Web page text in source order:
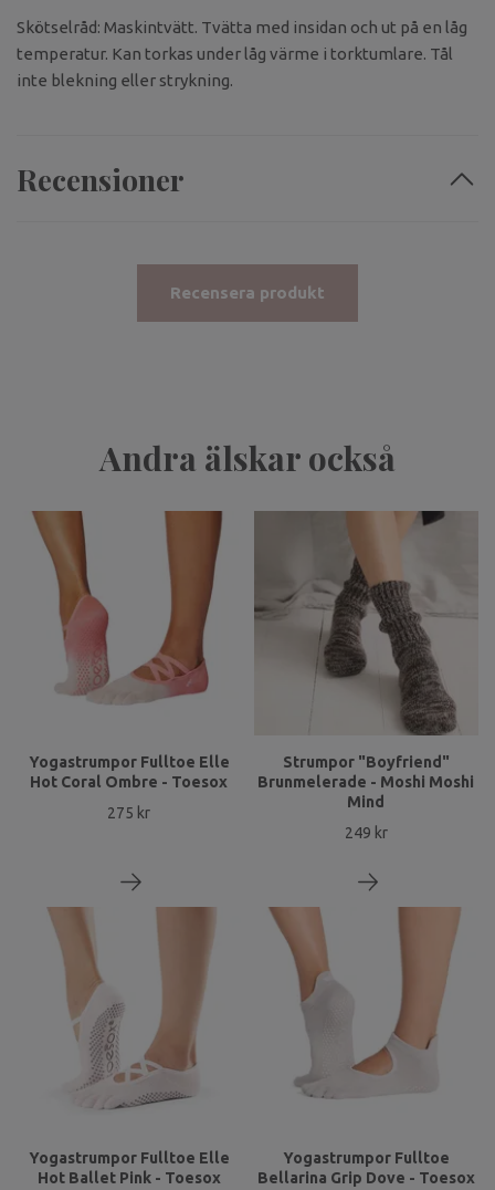
Skötselråd: Maskintvätt. Tvätta med insidan och ut på en låg
temperatur. Kan torkas under låg värme i torktumlare. Tål
inte blekning eller strykning.
Recensioner
Recensera produkt
Andra älskar också
Yogastrumpor Fulltoe Elle
Hot Coral Ombre - Toesox
275 kr
Strumpor "Boyfriend"
Brunmelerade - Moshi Moshi
Mind
249 kr
Yogastrumpor Fulltoe Elle
Hot Ballet Pink - Toesox
Yogastrumpor Fulltoe
Bellarina Grip Dove - Toesox